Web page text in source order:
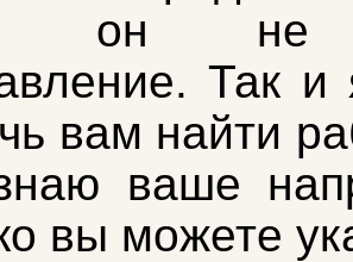
он не
Так и
вам найти
ваше
вы можете